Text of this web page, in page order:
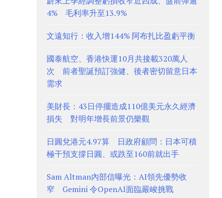
4% 毛利率升至13.9%
文遠知行：收入增144% 阿布扎比盈虧平衡
國泰航空、香港快運10月共接載320萬人
次 前者聖誕預訂強健、後者密切留意日本
需求
美財長：43日停擺造成110億美元永久經濟
損失 對明年增長前景仍樂觀
日圓兌港元4.97算 日政府顧問：日本可積
極干預支撐日圓、或跌至160前就出手
Sam Altman內部信曝光：AI領先優勢收
窄 Gemini 令OpenAI面臨嚴峻挑戰